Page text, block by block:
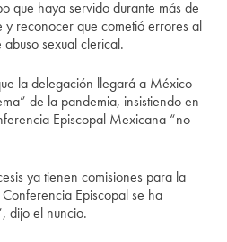
que haya servido durante más de
y reconocer que cometió errores al
sexual clerical.
la delegación llegará a México
de la pandemia, insistiendo en
Episcopal Mexicana “no
ya tienen comisiones para la
Episcopal se ha
dijo el nuncio.